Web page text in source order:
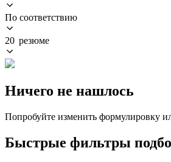
По соответствию
20 резюме
Ничего не нашлось
Попробуйте изменить формулировку
Быстрые фильтры